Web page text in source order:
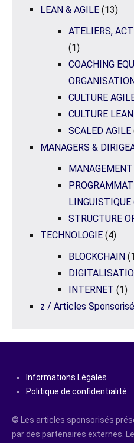
LEAN & AGILE (13)
ATELIERS,
(1)
COACHING
CULTURE
CULTURE LEAN
SCALED AGILE
MANAGERS &
STRUCTURE
TECHNOLOGIE (4)
BLOCKCHAIN
INTERNET (1)
z / Articles
Informations Légales
Politique de confidentialité
© Les articles sponsorisés
par des partenaires externes.